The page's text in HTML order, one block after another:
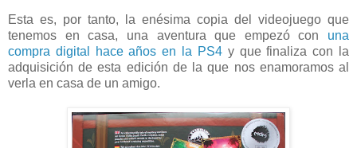
Esta es, por tanto, la enésima copia del videojuego que
tenemos en casa, una aventura que empezó con una
compra digital hace años en la PS4y que finaliza con la
adquisición de esta edición de la que nos enamoramos al
verla en casa de un amigo.